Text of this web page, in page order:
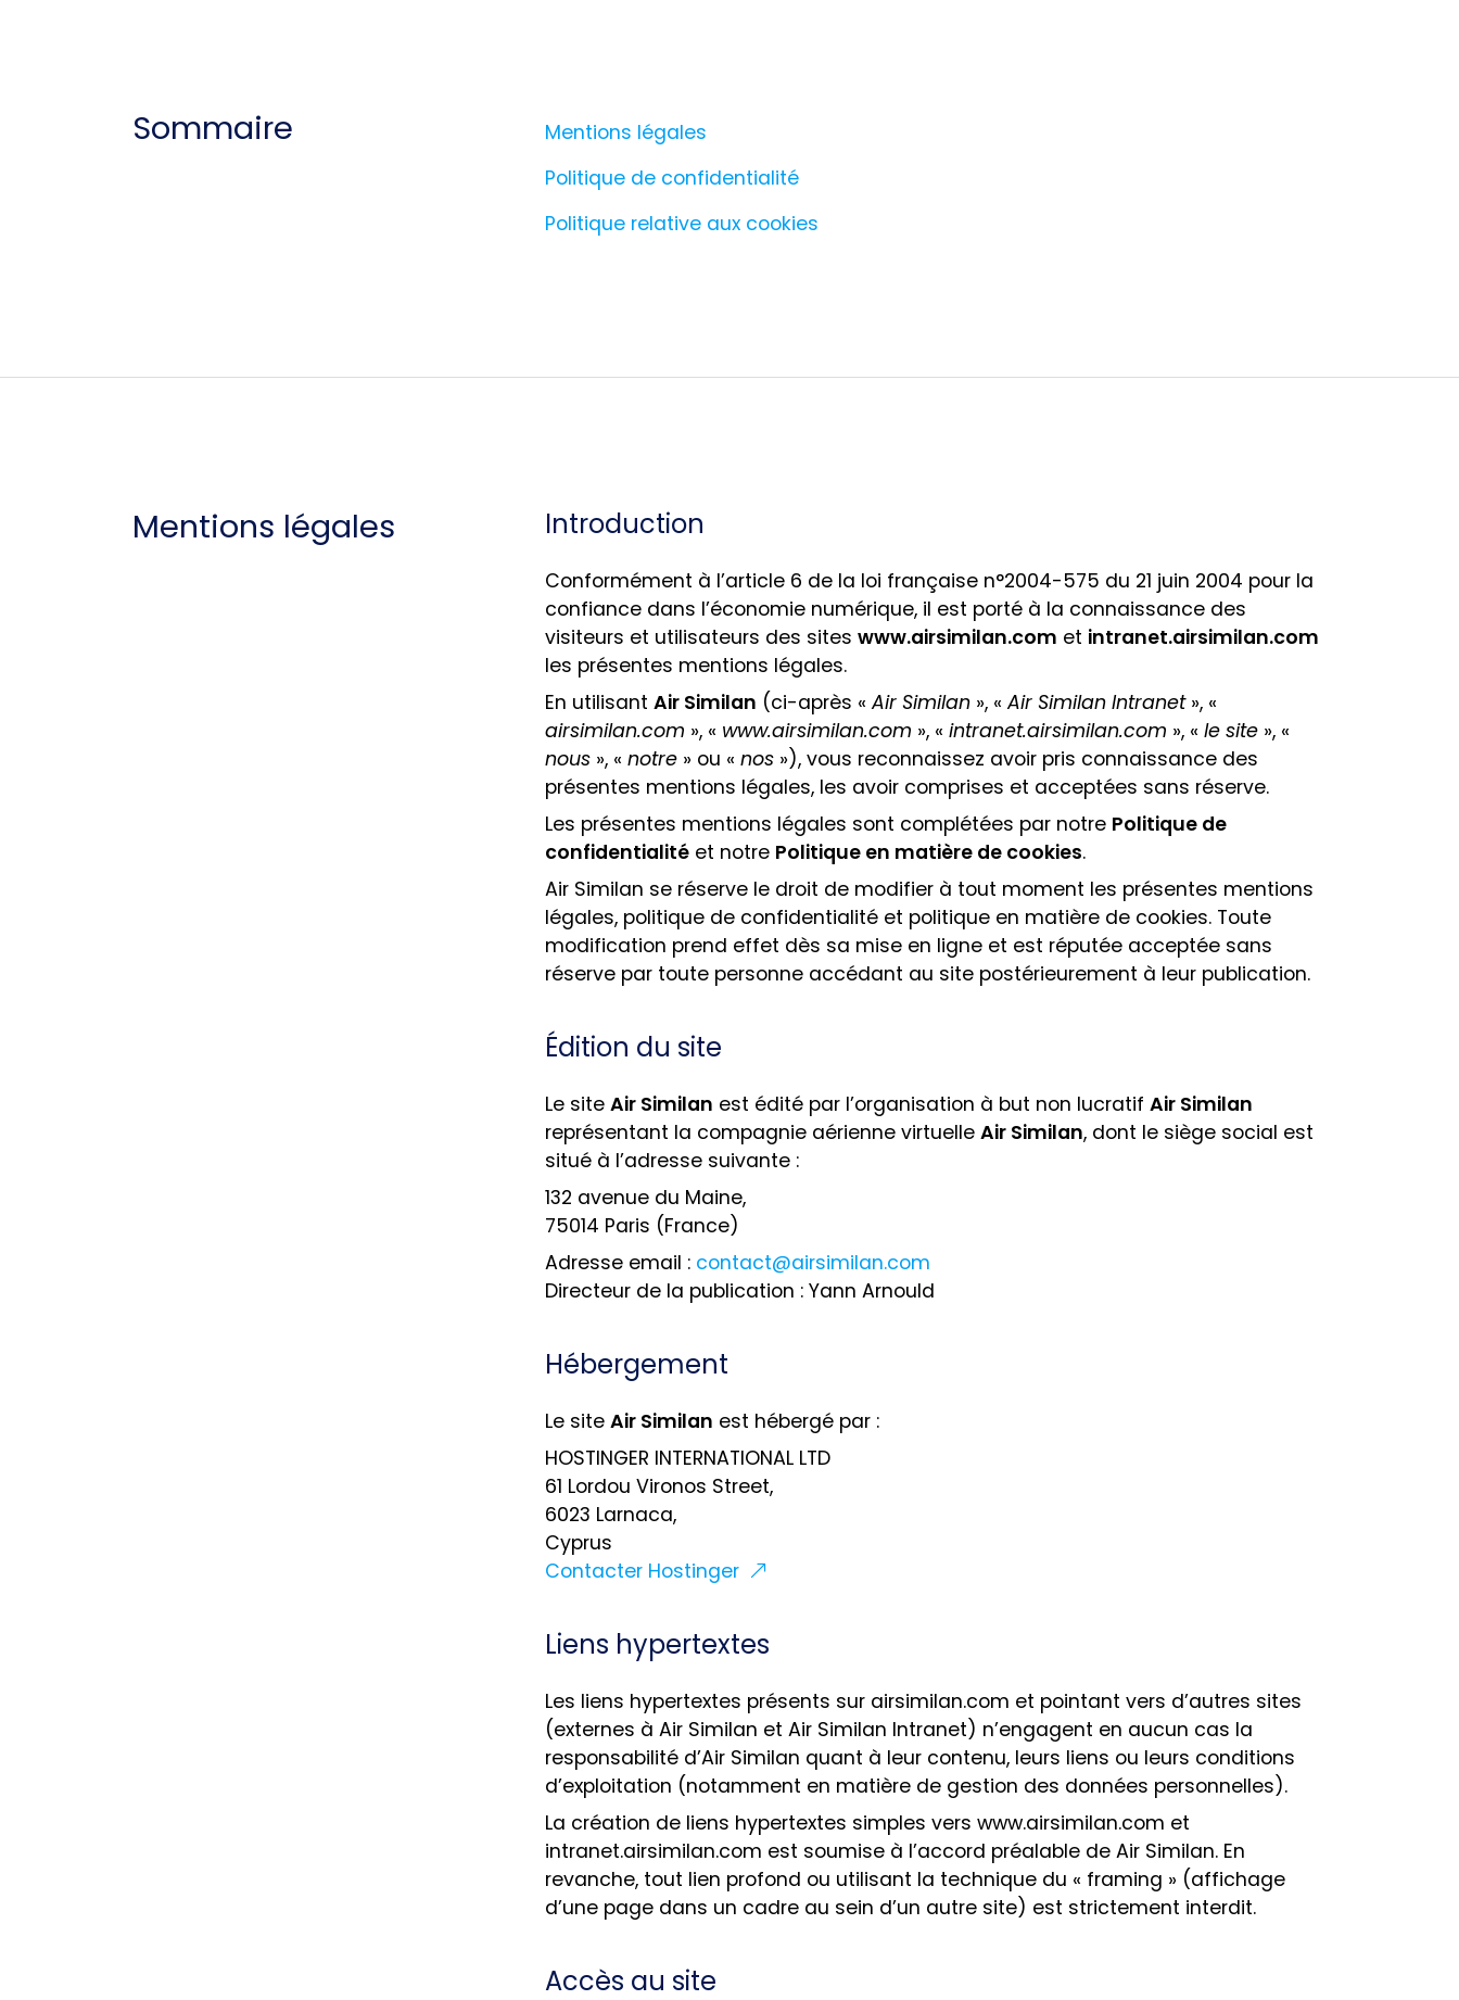
Sommaire
Mentions légales
Politique de confidentialité
Politique relative aux cookies
Mentions légales Introduction
Conformément à l’article 6 de la loi française n°2004-575 du 21 juin 2004 pour la
confiance dans l’économie numérique, il est porté à la connaissance des
visiteurs et utilisateurs des sites www.airsimilan.com et intranet.airsimilan.com
les présentes mentions légales.
En utilisant Air Similan (ci-après «Air Similan », «Air Similan Intranet», «
airsimilan.com », « www.airsimilan.com », « intranet.airsimilan.com », « le site », «
nous », « notre » ou « nos »), vous reconnaissez avoir pris connaissance des
présentes mentions légales, les avoir comprises et acceptées sans réserve.
Les présentes mentions légales sont complétées par notre Politique de
confidentialité et notre Politique en matière de cookies.
Air Similan se réserve le droit de modifier à tout moment les présentes mentions
légales, politique de confidentialité et politique en matière de cookies. Toute
modification prend effet dès sa mise en ligne et est réputée acceptée sans
réserve par toute personne accédant au site postérieurement à leur publication.
Édition du site
Le site Air Similan est édité par l’organisation à but non lucratif Air Similan
représentant la compagnie aérienne virtuelle Air Similan, dont le siège social est
situé à l’adresse suivante :
132 avenue du Maine,
75014 Paris (France)
Adresse email : contact@airsimilan.com
Directeur de la publication : Yann Arnould
Hébergement
Le site Air Similan est hébergé par :
HOSTINGER INTERNATIONAL LTD
61 Lordou Vironos Street,
6023 Larnaca,
Cyprus
Contacter Hostinger
Liens hypertextes
Les liens hypertextes présents sur airsimilan.com et pointant vers d’autres sites
(externes à Air Similan et Air Similan Intranet) n’engagent en aucun cas la
responsabilité d’Air Similan quant à leur contenu, leurs liens ou leurs conditions
d’exploitation (notamment en matière de gestion des données personnelles).
La création de liens hypertextes simples vers www.airsimilan.com et
intranet.airsimilan.com est soumise à l’accord préalable de Air Similan. En
revanche, tout lien profond ou utilisant la technique du « framing » (affichage
d’une page dans un cadre au sein d’un autre site) est strictement interdit.
Accès au site